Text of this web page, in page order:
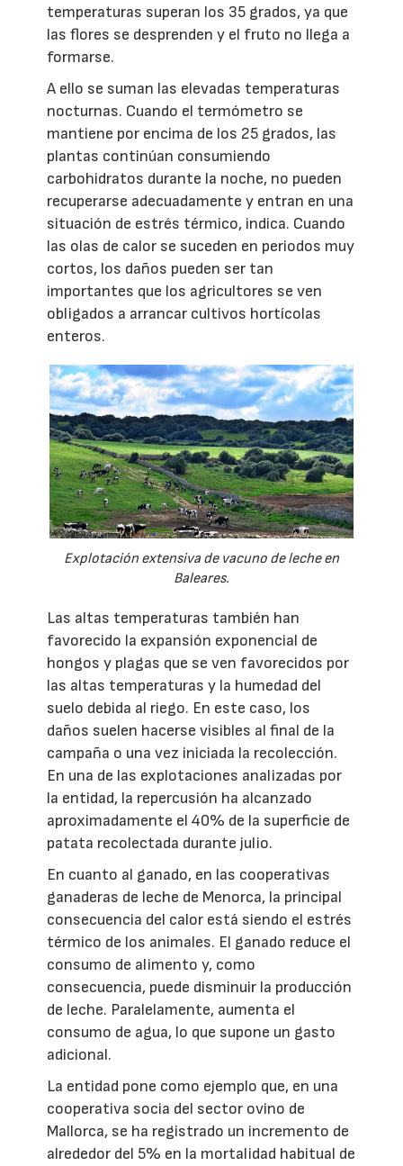
temperaturas superan los 35 grados, ya que
las flores se desprenden y el fruto no llega a
formarse.
A ello se suman las elevadas temperaturas
nocturnas. Cuando el termómetro se
mantiene por encima de los 25 grados, las
plantas continúan consumiendo
carbohidratos durante la noche, no pueden
recuperarse adecuadamente y entran en una
situación de estrés térmico, indica. Cuando
las olas de calor se suceden en periodos muy
cortos, los daños pueden ser tan
importantes que los agricultores se ven
obligados a arrancar cultivos hortícolas
enteros.
Explotación extensiva de vacuno de leche en
Baleares.
Las altas temperaturas también han
favorecido la expansión exponencial de
hongos y plagas que se ven favorecidos por
las altas temperaturas y la humedad del
suelo debida al riego. En este caso, los
daños suelen hacerse visibles al final de la
campaña o una vez iniciada la recolección.
En una de las explotaciones analizadas por
la entidad, la repercusión ha alcanzado
aproximadamente el 40% de la superficie de
patata recolectada durante julio.
En cuanto al ganado, en las cooperativas
ganaderas de leche de Menorca, la principal
consecuencia del calor está siendo el estrés
térmico de los animales. El ganado reduce el
consumo de alimento y, como
consecuencia, puede disminuir la producción
de leche. Paralelamente, aumenta el
consumo de agua, lo que supone un gasto
adicional.
La entidad pone como ejemplo que, en una
cooperativa socia del sector ovino de
Mallorca, se ha registrado un incremento de
alrededor del 5% en la mortalidad habitual de